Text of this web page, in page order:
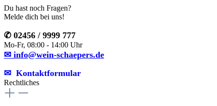
Du hast noch Fragen?
Melde dich bei uns!
✆ 02456 / 9999 777
Mo-Fr, 08:00 - 14:00 Uhr
✉ info@wein-schaepers.de
✉︎ Kontaktformular
Rechtliches